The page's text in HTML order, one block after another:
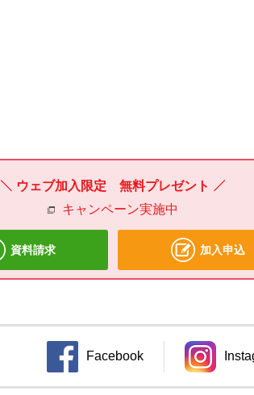
ウェブ加入限定 無料プレゼント
キャンペーン実施中
資料請求 加入申込
Facebook
別のウィンドウで開きます。別のウィン